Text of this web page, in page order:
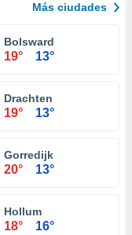
Más ciudades
Bolsward
19° 13°
Drachten
19° 13°
Gorredijk
20° 13°
Hollum
18° 16°